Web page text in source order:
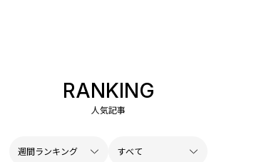
RANKING
人気記事